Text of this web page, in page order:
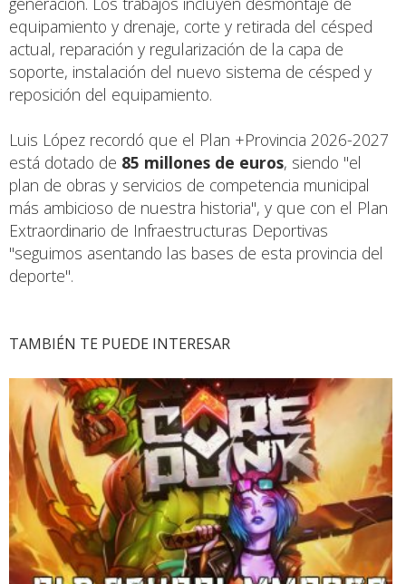
equipamiento y drenaje, corte y retirada del césped
actual, reparación y regularización de la capa de
soporte, instalación del nuevo sistema de césped y
reposición del equipamiento.
Luis López recordó que el Plan +Provincia 2026-2027
está dotado de 85 millones de euros, siendo "el
plan de obras y servicios de competencia municipal
más ambicioso de nuestra historia", y que con el Plan
Extraordinario de Infraestructuras Deportivas
"seguimos asentando las bases de esta provincia del
deporte".
TAMBIÉN TE PUEDE INTERESAR